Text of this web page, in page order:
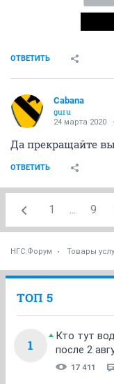
ОТВЕТИТЬ
Cabana
guru
24 марта 2020
Да прекращайте
ОТВЕТИТЬ
1 ... 9
НГС.Форум Товары
ТОП 5
1
Кто тут
после 2
17 411